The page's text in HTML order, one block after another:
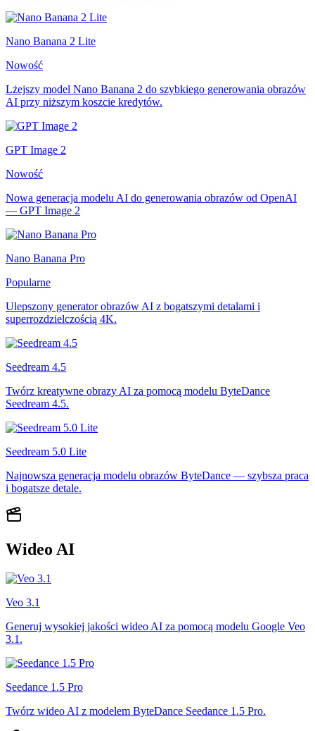
Nano Banana 2 Lite
Nowość
Lżejszy model Nano Banana 2 do szybkiego generowania obrazów
AI przy niższym koszcie kredytów.
GPT Image 2
Nowość
Nowa generacja modelu AI do generowania obrazów od OpenAI
— GPT Image 2
Nano Banana Pro
Popularne
Ulepszony generator obrazów AI z bogatszymi detalami i
superrozdzielczością 4K.
Seedream 4.5
Twórz kreatywne obrazy AI za pomocą modelu ByteDance
Seedream 4.5.
Seedream 5.0 Lite
Najnowsza generacja modelu obrazów ByteDance — szybsza praca
i bogatsze detale.
Wideo AI
Veo 3.1
Generuj wysokiej jakości wideo AI za pomocą modelu Google Veo
3.1.
Seedance 1.5 Pro
Twórz wideo AI z modelem ByteDance Seedance 1.5 Pro.